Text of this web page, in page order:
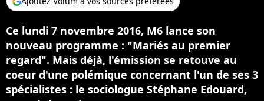
Ce lundi 7 novembre 2016, M6 lance son
nouveau programme : "Mariés au premier
regard". Mais déjà, l'émission se retouve au
coeur d'une polémique concernant l'un de ses 3
spécialistes : le sociologue Stéphane Edouard,